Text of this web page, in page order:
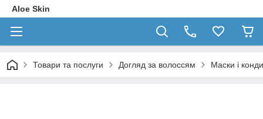
Aloe Skin
Товари та послуги Догляд за волоссям Маски і